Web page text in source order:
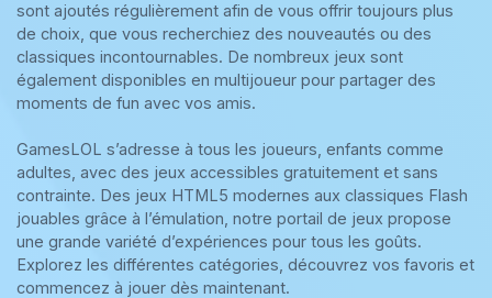
sont ajoutés régulièrement afin de vous offrir toujours plus
de choix, que vous recherchiez des nouveautés ou des
classiques incontournables. De nombreux jeux sont
également disponibles en multijoueur pour partager des
moments de fun avec vos amis.
GamesLOL s’adresse à tous les joueurs, enfants comme
adultes, avec des jeux accessibles gratuitement et sans
contrainte. Des jeux HTML5 modernes aux classiques Flash
jouables grâce à l’émulation, notre portail de jeux propose
une grande variété d’expériences pour tous les goûts.
Explorez les différentes catégories, découvrez vos favoris et
commencez à jouer dès maintenant.